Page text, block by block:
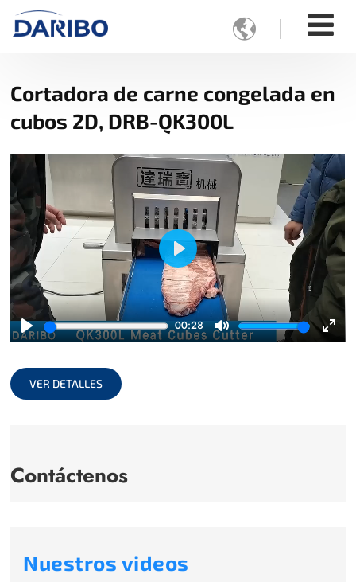

Cortadora de carne congelada en
cubos 2D, DRB-QK300L
Play
00:28
Mute
Play
VER DETALLES
Contáctenos
Nuestros videos